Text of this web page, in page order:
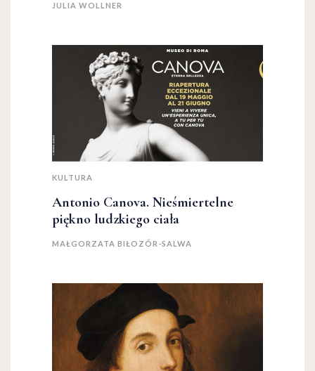
JULIA WOLLNER
KULTURA
Antonio Canova. Nieśmiertelne
piękno ludzkiego ciała
MAŁGORZATA BIŁOZÓR-SALWA